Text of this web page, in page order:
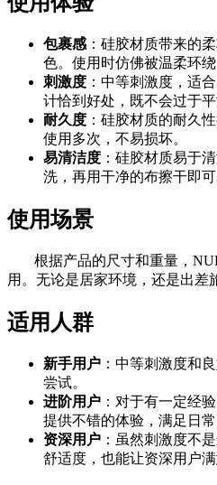
包裹感 ：硅胶材质带来的
色。使用时仿佛被温柔环绕
刺激度 ：中等刺激度，适
计恰到好处，既不会过于
耐久度 ：硅胶材质的耐久
使用多次，不易损坏。
易清洁度 ：硅胶材质易于
洗，再用干净的布擦干即可
使用场景
根据产品的尺寸和重量，
用。无论是居家环境，还是出差
适用人群
新手用户 ：中等刺激度和
尝试。
进阶用户 ：对于有一定经
提供不错的体验，满足日常
资深用户 ：虽然刺激度不
舒适度，也能让资深用户满